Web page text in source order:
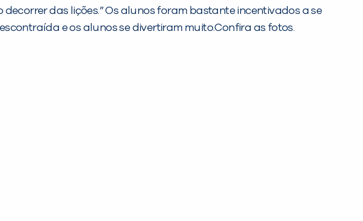
das lições.” Os alunos foram bastante incentivados a se
e os alunos se divertiram muito.Confira as fotos.